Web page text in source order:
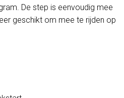
De step is eenvoudig mee
geschikt om mee te rijden op